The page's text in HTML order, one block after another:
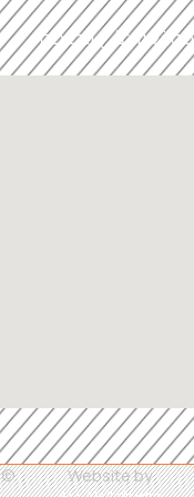
موقعنا على الخارطة
Website by